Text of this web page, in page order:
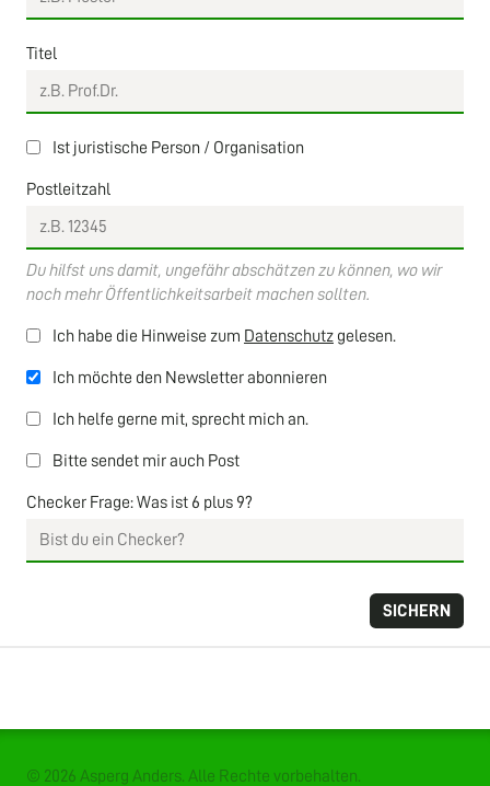
Titel
Ist juristische Person / Organisation
Postleitzahl
Du hilfst uns damit, ungefähr abschätzen zu können, wo wir
noch mehr Öffentlichkeitsarbeit machen sollten.
Ich habe die Hinweise zum Datenschutz gelesen.
Ich möchte den Newsletter abonnieren
Ich helfe gerne mit, sprecht mich an.
Bitte sendet mir auch Post
Checker Frage: Was ist 6 plus 9?
© 2026 Asperg Anders. Alle Rechte vorbehalten.